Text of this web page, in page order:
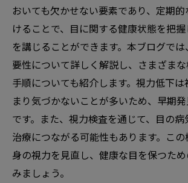
おいても欠かせない要素であり、定期
けることで、目に関する健康状態を把
を講じることができます。本ブログで
要性について詳しく解説し、さまざま
手順についても紹介します。視力低下
まり気づかないことが多いため、早期
です。また、視力検査を通じて、目の
治療につながる可能性もあります。こ
身の視力を見直し、健康な目を保つた
みましょう。